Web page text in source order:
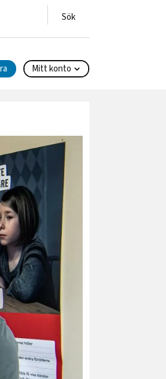
Mitt konto